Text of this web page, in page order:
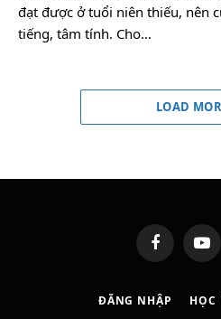
đạt được ở tuổi niên thiếu, nên
tiếng, tâm tính. Cho…
LOAD
Facebook
ĐĂNG NHẬP HỌC